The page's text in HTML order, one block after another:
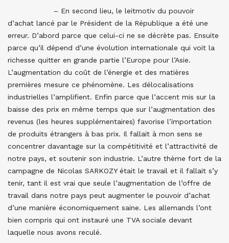
– En second lieu, le leitmotiv du pouvoir
d’achat lancé par le Président de la République a été une
erreur. D’abord parce que celui-ci ne se décrète pas. Ensuite
parce qu’il dépend d’une évolution internationale qui voit la
richesse quitter en grande partie l’Europe pour l’Asie.
L’augmentation du coût de l’énergie et des matières
premières mesure ce phénomène. Les délocalisations
industrielles l’amplifient. Enfin parce que l’accent mis sur la
baisse des prix en même temps que sur l’augmentation des
revenus (les heures supplémentaires) favorise l’importation
de produits étrangers à bas prix. Il fallait à mon sens se
concentrer davantage sur la compétitivité et l’attractivité de
notre pays, et soutenir son industrie. L’autre thème fort de la
campagne de Nicolas SARKOZY était le travail et il fallait s’y
tenir, tant il est vrai que seule l’augmentation de l’offre de
travail dans notre pays peut augmenter le pouvoir d’achat
d’une manière économiquement saine. Les allemands l’ont
bien compris qui ont instauré une TVA sociale devant
laquelle nous avons reculé.